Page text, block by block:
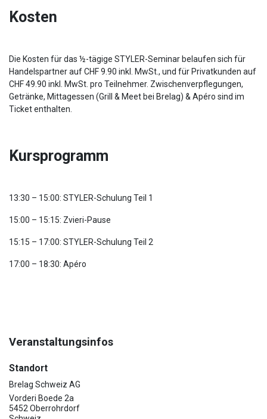
Kosten
Die Kosten für das ½-tägige STYLER-Seminar belaufen sich für
Handelspartner auf CHF 9.90 inkl. MwSt., und für Privatkunden auf
CHF 49.90 inkl. MwSt. pro Teilnehmer. Zwischenverpflegungen,
Getränke, Mittagessen (Grill & Meet bei Brelag) & Apéro sind im
Ticket enthalten.
Kursprogramm
13:30 – 15:00: STYLER-Schulung Teil 1
15:00 – 15:15: Zvieri-Pause
15:15 – 17:00: STYLER-Schulung Teil 2
17:00 – 18:30: Apéro
Veranstaltungsinfos
Standort
Brelag Schweiz AG
Vorderi Boede 2a
5452 Oberrohrdorf